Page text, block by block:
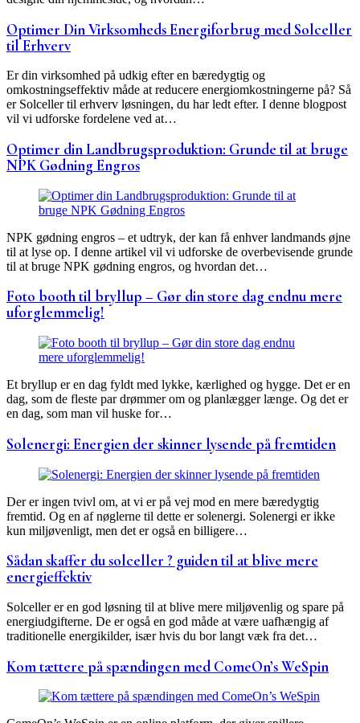
Optimer Din Virksomheds Energiforbrug med Solceller
til Erhverv
Er din virksomhed på udkig efter en bæredygtig og
omkostningseffektiv måde at reducere energiomkostningerne på? Så
er Solceller til erhverv løsningen, du har ledt efter. I denne blogpost
vil vi udforske fordelene ved at…
Optimer din Landbrugsproduktion: Grunde til at bruge
NPK Gødning Engros
NPK gødning engros – et udtryk, der kan få enhver landmands øjne
til at lyse op. I denne artikel vil vi udforske de overbevisende grunde
til at bruge NPK gødning engros, og hvordan det…
Foto booth til bryllup – Gør din store dag endnu mere
uforglemmelig!
Et bryllup er en dag fyldt med lykke, kærlighed og hygge. Det er en
dag, som de fleste par drømmer om og planlægger længe. Og det er
en dag, som man vil huske for…
Solenergi: Energien der skinner lysende på fremtiden
Der er ingen tvivl om, at vi er på vej mod en mere bæredygtig
fremtid. Og en af nøglerne til dette er solenergi. Solenergi er ikke
kun miljøvenligt, men det er også en billigere…
Sådan skaffer du solceller ? guiden til at blive mere
energieffektiv
Solceller er en god løsning til at blive mere miljøvenlig og spare på
energiudgifterne. De er også en god måde at være uafhængig af
traditionelle energikilder, især hvis du bor langt væk fra det…
Kom tættere på spændingen med ComeOn’s WeSpin